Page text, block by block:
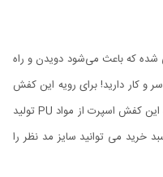
شده که باعث می‌شود دویدن و راه
دارید! برای رویه این کفش
. در نهایت، زیره این کفش اسپرت از مواد PU تولید
و انعطاف‌پذیری بالا است. این کفش در سایز 41 الی 44 عرضه شده است که در سبد خرید می توانید سایز مد نظر را